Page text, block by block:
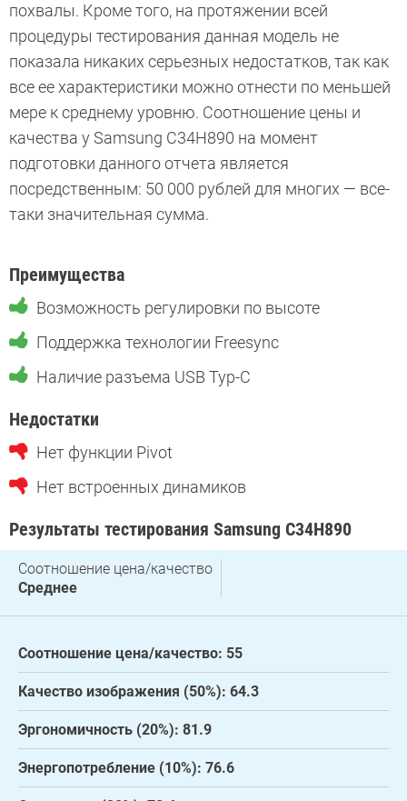
похвалы. Кроме того, на протяжении всей
процедуры тестирования данная модель не
показала никаких серьезных недостатков, так как
все ее характеристики можно отнести по меньшей
мере к среднему уровню. Соотношение цены и
качества у Samsung C34H890 на момент
подготовки данного отчета является
посредственным: 50 000 рублей для многих — все-
таки значительная сумма.
Преимущества
Возможность регулировки по высоте
Поддержка технологии Freesync
Наличие разъема USB Typ-C
Недостатки
Нет функции Pivot
Нет встроенных динамиков
Результаты тестирования Samsung C34H890
Соотношение цена/качество
Среднее
Соотношение цена/качество: 55
Качество изображения (50%): 64.3
Эргономичность (20%): 81.9
Энергопотребление (10%): 76.6